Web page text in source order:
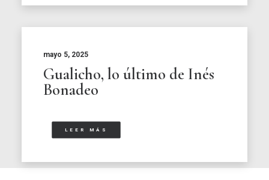
mayo 5, 2025
Gualicho, lo último de Inés
Bonadeo
LEER MÁS